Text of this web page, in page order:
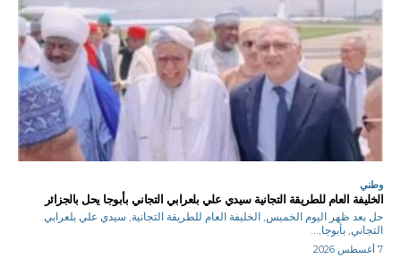
وطني
الخليفة العام للطريقة التجانية سيدي علي بلعرابي التجاني بأبوجا يحل بالجزائر
حل بعد ظهر اليوم الخميس, الخليفة العام للطريقة التجانية, سيدي علي بلعرابي
التجاني, بأبوجا,...
7 أغسطس 2026